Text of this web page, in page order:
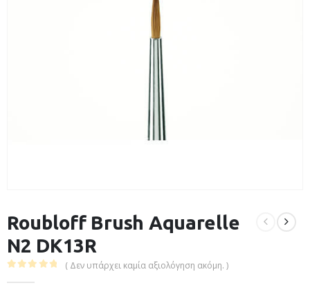
Roubloff Brush Aquarelle
N2 DK13R
( Δεν υπάρχει καμία αξιολόγηση ακόμη. )